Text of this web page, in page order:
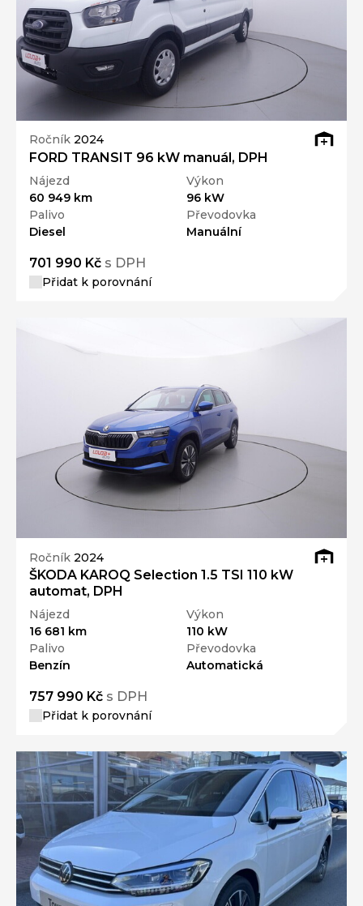
Ročník 2024
FORD TRANSIT 96 kW manuál, DPH
Nájezd
60 949 km
Výkon
96 kW
Palivo
Diesel
Převodovka
Manuální
701 990 Kč s DPH
Přidat k porovnání
Ročník 2024
ŠKODA KAROQ Selection 1.5 TSI 110 kW
automat, DPH
Nájezd
16 681 km
Výkon
110 kW
Palivo
Benzín
Převodovka
Automatická
757 990 Kč s DPH
Přidat k porovnání